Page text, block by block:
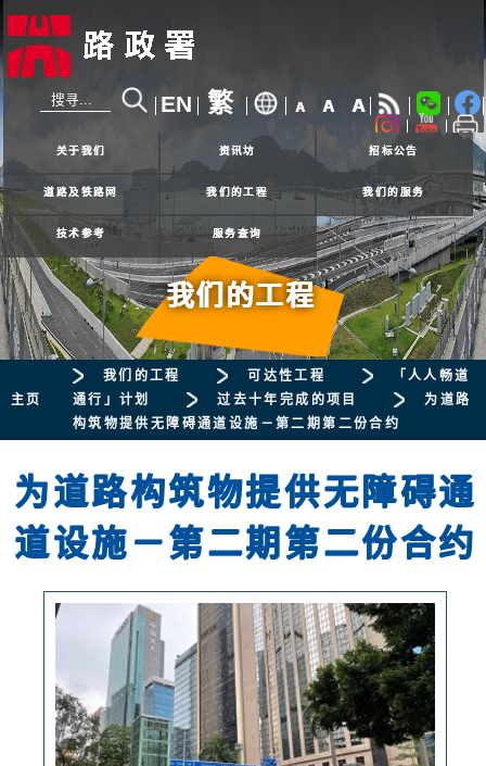
EN 繁 A A A
24小时热线 2926 4111
关于我们 资讯坊 招标公告
道路及铁路网 我们的工程 我们的服务
技术参考 服务查询
主页
我们的工程
我们的工程 可达性工程
「人人畅道
通行」计划
过去十年完成的项目
为道路
构筑物提供无障碍通道设施－第二期第二份合约
为道路构筑物提供无障碍通
道设施－第二期第二份合约